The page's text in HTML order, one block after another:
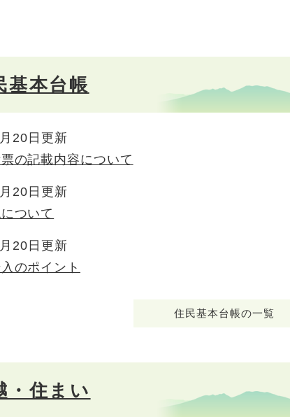
基本台帳
20日更新
の記載内容について
20日更新
ついて
20日更新
のポイント
住民基本台帳の一覧
・住まい